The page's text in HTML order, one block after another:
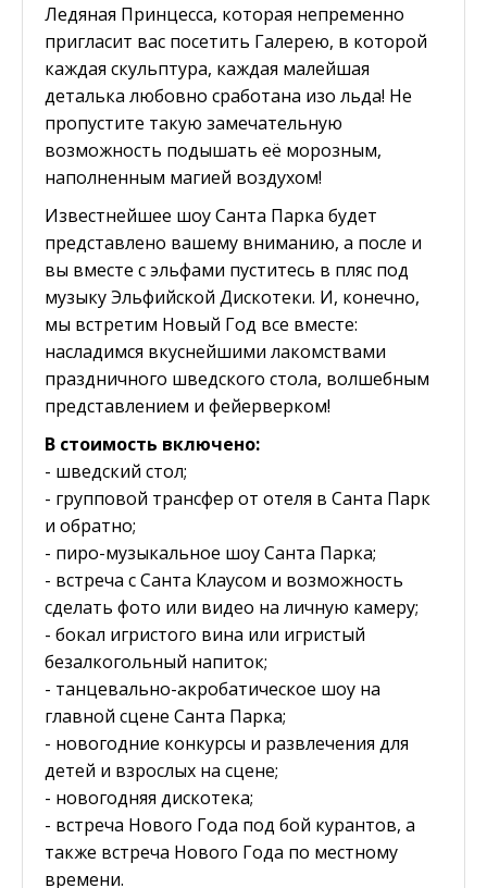
Ледяная Принцесса, которая непременно
пригласит вас посетить Галерею, в которой
каждая скульптура, каждая малейшая
деталька любовно сработана изо льда! Не
пропустите такую замечательную
возможность подышать её морозным,
наполненным магией воздухом!
Известнейшее шоу Санта Парка будет
представлено вашему вниманию, а после и
вы вместе с эльфами пуститесь в пляс под
музыку Эльфийской Дискотеки. И, конечно,
мы встретим Новый Год все вместе:
насладимся вкуснейшими лакомствами
праздничного шведского стола, волшебным
представлением и фейерверком!
В стоимость включено:
- шведский стол;
- групповой трансфер от отеля в Санта Парк
и обратно;
- пиро-музыкальное шоу Санта Парка;
- встреча с Санта Клаусом и возможность
сделать фото или видео на личную камеру;
- бокал игристого вина или игристый
безалкогольный напиток;
- танцевально-акробатическое шоу на
главной сцене Санта Парка;
- новогодние конкурсы и развлечения для
детей и взрослых на сцене;
- новогодняя дискотека;
- встреча Нового Года под бой курантов, а
также встреча Нового Года по местному
времени.